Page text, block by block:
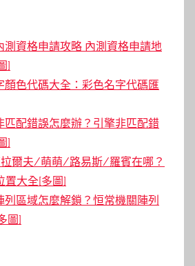
測資格申請攻略 內測資格申請地
]
顏色代碼大全：彩色名字代碼匯
匹配錯誤怎麼辦？引擎非匹配錯
]
爾夫/萌萌/路易斯/羅賓在哪？
置大全[多圖]
列區域怎麼解鎖？恒常機關陣列
圖]